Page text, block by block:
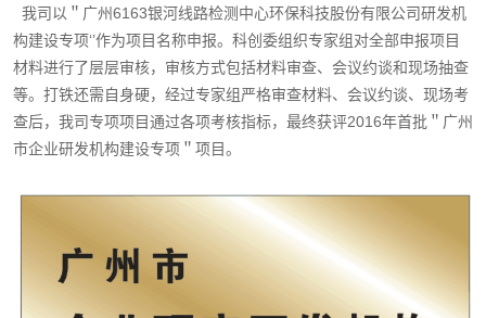
我司以＂广州6163银河线路检测中心环保科技股份有限公司研发机
构建设专项‘’作为项目名称申报。科创委组织专家组对全部申报项目
材料进行了层层审核，审核方式包括材料审查、会议约谈和现场抽查
等。打铁还需自身硬，经过专家组严格审查材料、会议约谈、现场考
查后，我司专项项目通过各项考核指标，最终获评2016年首批＂广州
市企业研发机构建设专项＂项目。